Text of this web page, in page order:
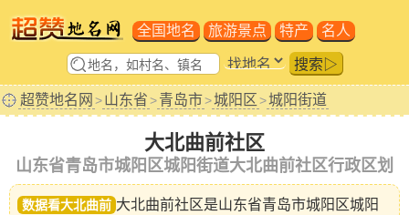
全国地名 旅游景点 特产 名人
搜索▷
超赞地名网 >山东省>青岛市>城阳区 >城阳街道
大北曲前社区
山东省青岛市城阳区城阳街道大北曲前社区行政区划
数据看大北曲前 大北曲前社区是山东省青岛市城阳区城阳